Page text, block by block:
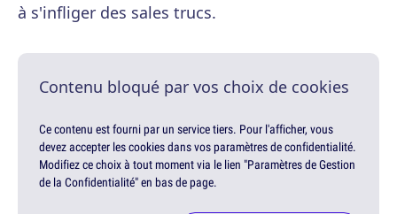
à s'infliger des sales trucs.
Contenu bloqué par vos choix de cookies
Ce contenu est fourni par un service tiers. Pour l'afficher, vous
devez accepter les cookies dans vos paramètres de confidentialité.
Modifiez ce choix à tout moment via le lien "Paramètres de Gestion
de la Confidentialité" en bas de page.